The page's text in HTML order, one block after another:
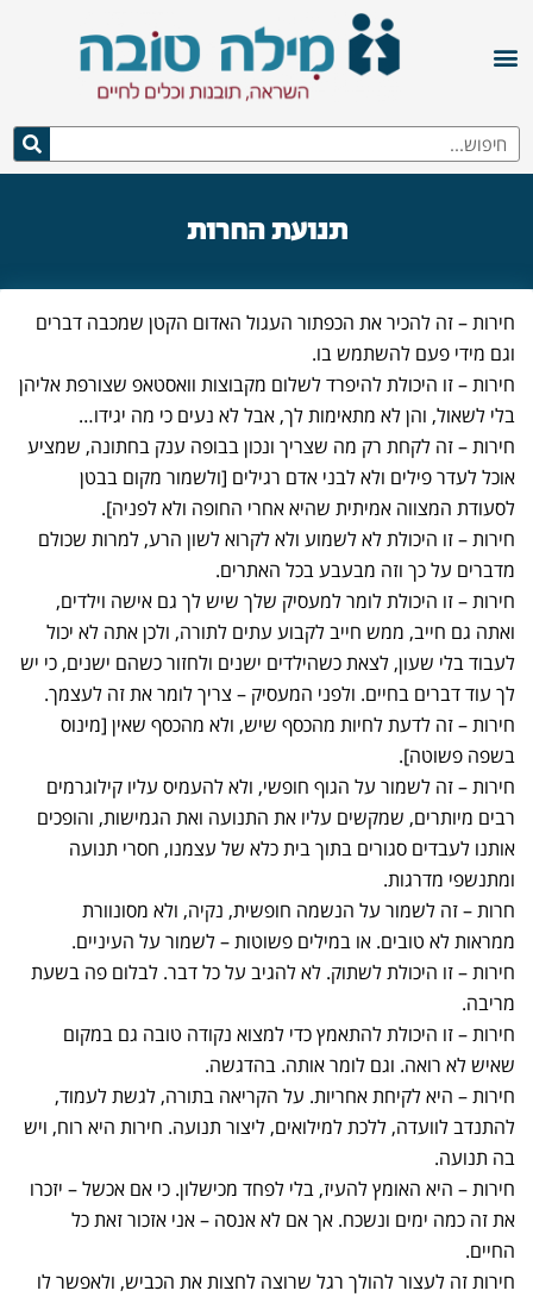
תנועת החרות
חירות – זה להכיר את הכפתור העגול האדום הקטן שמכבה דברים
וגם מידי פעם להשתמש בו.
חירות – זו היכולת להיפרד לשלום מקבוצות וואסטאפ שצורפת אליהן
בלי לשאול, והן לא מתאימות לך, אבל לא נעים כי מה יגידו…
חירות – זה לקחת רק מה שצריך ונכון בבופה ענק בחתונה, שמציע
אוכל לעדר פילים ולא לבני אדם רגילים [ולשמור מקום בבטן
לסעודת המצווה אמיתית שהיא אחרי החופה ולא לפניה].
חירות – זו היכולת לא לשמוע ולא לקרוא לשון הרע, למרות שכולם
מדברים על כך וזה מבעבע בכל האתרים.
חירות – זו היכולת לומר למעסיק שלך שיש לך גם אישה וילדים,
ואתה גם חייב, ממש חייב לקבוע עתים לתורה, ולכן אתה לא יכול
לעבוד בלי שעון, לצאת כשהילדים ישנים ולחזור כשהם ישנים, כי יש
לך עוד דברים בחיים. ולפני המעסיק – צריך לומר את זה לעצמך.
חירות – זה לדעת לחיות מהכסף שיש, ולא מהכסף שאין [מינוס
בשפה פשוטה].
חירות – זה לשמור על הגוף חופשי, ולא להעמיס עליו קילוגרמים
רבים מיותרים, שמקשים עליו את התנועה ואת הגמישות, והופכים
אותנו לעבדים סגורים בתוך בית כלא של עצמנו, חסרי תנועה
ומתנשפי מדרגות.
חרות – זה לשמור על הנשמה חופשית, נקיה, ולא מסונוורת
ממראות לא טובים. או במילים פשוטות – לשמור על העיניים.
חירות – זו היכולת לשתוק. לא להגיב על כל דבר. לבלום פה בשעת
מריבה.
חירות – זו היכולת להתאמץ כדי למצוא נקודה טובה גם במקום
שאיש לא רואה. וגם לומר אותה. בהדגשה.
חירות – היא לקיחת אחריות. על הקריאה בתורה, לגשת לעמוד,
להתנדב לוועדה, ללכת למילואים, ליצור תנועה. חירות היא רוח, ויש
בה תנועה.
חירות – היא האומץ להעיז, בלי לפחד מכישלון. כי אם אכשל – יזכרו
את זה כמה ימים ונשכח. אך אם לא אנסה – אני אזכור זאת כל
החיים.
חירות זה לעצור להולך רגל שרוצה לחצות את הכביש, ולאפשר לו